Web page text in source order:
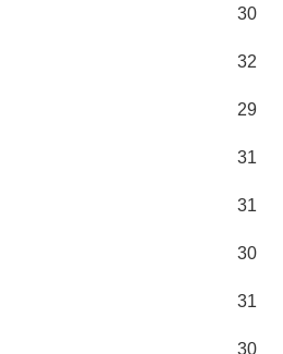
30
32
29
31
31
30
31
30